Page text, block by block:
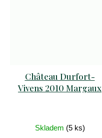
Château Durfort-
Vivens 2010 Margaux
Skladem (5 ks)